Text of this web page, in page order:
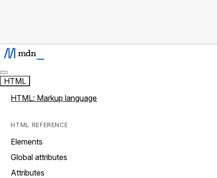
HTML
HTML: Markup language
HTML REFERENCE
Elements
Global attributes
Attributes